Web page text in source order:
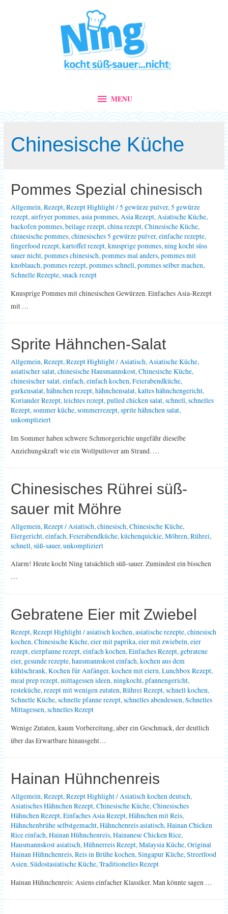
MENU
MENU
Chinesische Küche
Pommes Spezial chinesisch
Allgemein,Rezept,Rezept Highlight/5 gewürze pulver,5 gewürze
rezept,airfryer pommes,asia pommes,Asia Rezept,Asiatische Küche,
backofen pommes,beilage rezept,china rezept,Chinesische Küche,
chinesische pommes,chinesisches 5 gewürze pulver,einfache rezepte,
fingerfood rezept,kartoffel rezept,knusprige pommes,ning kocht süss
sauer nicht,pommes chinesisch,pommes mal anders,pommes mit
knoblauch,pommes rezept,pommes schnell,pommes selber machen,
Schnelle Rezepte,snack rezept
Knusprige Pommes mit chinesischen Gewürzen. Einfaches Asia-Rezept
mit …
Sprite Hähnchen-Salat
Allgemein,Rezept,Rezept Highlight/Asiatisch,Asiatische Küche,
asiatischer salat,chinesische Hausmannskost,Chinesische Küche,
chinesischer salat,einfach,einfach kochen,Feierabendküche,
gurkensalat,hähnchen rezept,hähnchensalat,kaltes hähnchengericht,
Koriander Rezept,leichtes rezept,pulled chicken salat,schnell,schnelles
Rezept,sommer küche,sommerrezept,sprite hähnchen salat,
unkompliziert
Im Sommer haben schwere Schmorgerichte ungefähr dieselbe
Anziehungskraft wie ein Wollpullover am Strand. …
Chinesisches Rührei süß-
sauer mit Möhre
Allgemein,Rezept/ Asiatisch,chinesisch,Chinesische Küche,
Eiergericht,einfach,Feierabendküche,küchenquickie,Möhren,Rührei,
schnell,süß-sauer,unkompliziert
Alarm! Heute kocht Ning tatsächlich süß-sauer. Zumindest ein bisschen
…
Gebratene Eier mit Zwiebel
Rezept,Rezept Highlight/asiatisch kochen,asiatische rezepte,chinesisch
kochen,Chinesische Küche,eier mit paprika,eier mit zwiebeln,eier
rezept,eierpfanne rezept,einfach kochen,Einfaches Rezept, gebratene
eier, gesunde rezepte,hausmannskost einfach,kochen aus dem
kühlschrank,Kochen für Anfänger,kochen mit eiern,Lunchbox Rezept,
meal prep rezept,mittagessen ideen,ningkocht,pfannengericht,
resteküche,rezept mit wenigen zutaten,Rührei Rezept,schnell kochen,
Schnelle Küche,schnelle pfanne rezept,schnelles abendessen,Schnelles
Mittagessen,schnelles Rezept
Wenige Zutaten, kaum Vorbereitung, aber ein Geschmack, der deutlich
über das Erwartbare hinausgeht…
Hainan Hühnchenreis
Allgemein,Rezept,Rezept Highlight/Asiatisch kochen deutsch,
Asiatisches Hähnchen Rezept,Chinesische Küche,Chinesisches
Hähnchen Rezept,Einfaches Asia Rezept,Hähnchen mit Reis,
Hähnchenbrühe selbstgemacht,Hähnchenreis asiatisch,Hainan Chicken
Rice einfach,Hainan Hühnchenreis,Hainanese Chicken Rice,
Hausmannskost asiatisch,Hühnerreis Rezept,Malaysia Küche,Original
Hainan Hühnchenreis,Reis in Brühe kochen,Singapur Küche,Streetfood
Asien,Südostasiatische Küche,Traditionelles Rezept
Hainan Hühnchenreis: Asiens einfacher Klassiker. Man könnte sagen …